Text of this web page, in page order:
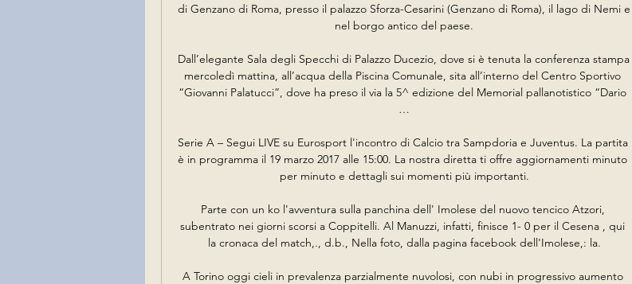
di Genzano di Roma, presso il palazzo Sforza-Cesarini (Genzano di Roma), il lago di Nemi e
nel borgo antico del paese.
Dall’elegante Sala degli Specchi di Palazzo Ducezio, dove si è tenuta la conferenza stampa
mercoledì mattina, all’acqua della Piscina Comunale, sita all’interno del Centro Sportivo
“Giovanni Palatucci”, dove ha preso il via la 5^ edizione del Memorial pallanotistico “Dario
…
Serie A – Segui LIVE su Eurosport l'incontro di Calcio tra Sampdoria e Juventus. La partita
è in programma il 19 marzo 2017 alle 15:00. La nostra diretta ti offre aggiornamenti minuto
per minuto e dettagli sui momenti più importanti.
Parte con un ko l'avventura sulla panchina dell' Imolese del nuovo tencico Atzori,
subentrato nei giorni scorsi a Coppitelli. Al Manuzzi, infatti, finisce 1- 0 per il Cesena , qui
la cronaca del match,., d.b., Nella foto, dalla pagina facebook dell'Imolese,: la.
A Torino oggi cieli in prevalenza parzialmente nuvolosi, con nubi in progressivo aumento